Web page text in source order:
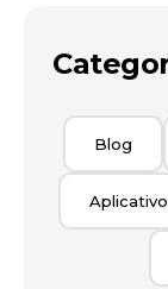
Blog